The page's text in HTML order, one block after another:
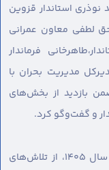
نوذری استاندار قزوین
لطفی معاون عمرانی
فرماندار
مدیریت بحران با
بازدید از بخش‌های
و گفت‌وگو کرد.
در این بازدید، استاندار قزوین با تبریک آغاز سال ۱۴۰۵، از تلاش‌های